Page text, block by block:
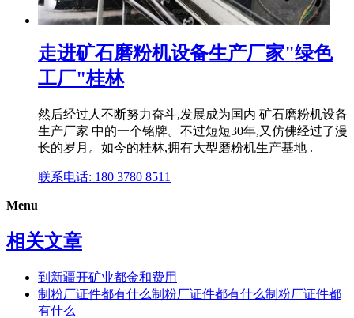
走进矿石磨粉机设备生产厂家"绿色
工厂"桂林
然后经过人不断努力奋斗,发展成为国内 矿石磨粉机设备
生产厂家 中的一个铭牌。不过短短30年,又仿佛经过了漫
长的岁月。如今的桂林,拥有大型磨粉机生产基地 .
联系电话: 180 3780 8511
Menu
相关文章
到新疆开矿业都金和费用
制粉厂证件都有什么制粉厂证件都有什么制粉厂证件都
有什么